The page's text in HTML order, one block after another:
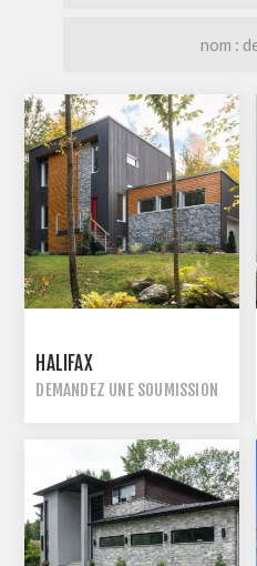
HALIFAX
DEMANDEZ UNE SOUMISSION